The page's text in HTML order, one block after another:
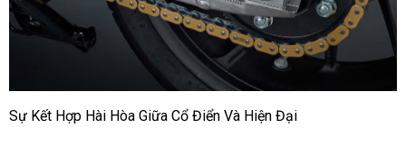
Sự Kết Hợp Hài Hòa Giữa Cổ Điển Và Hiện Đại